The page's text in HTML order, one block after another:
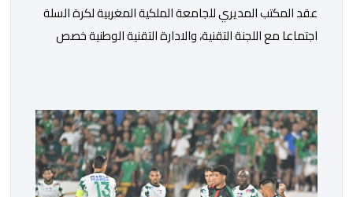
عقد المكتب المديري للجامعة الملكية المغربية لكرة السلة
اجتماعا مع اللجنة التقنية، والادارة التقنية الوطنية خصص
الفترة الأخيرة. وشهد الاجتماع تقديم عرض مفصل حول
مشاركة المنتخبين الوطنيين لأقل من 18 سنة، إناثا وذكورا،
من طرف اللجنة التقنية التي واكبت كل […]